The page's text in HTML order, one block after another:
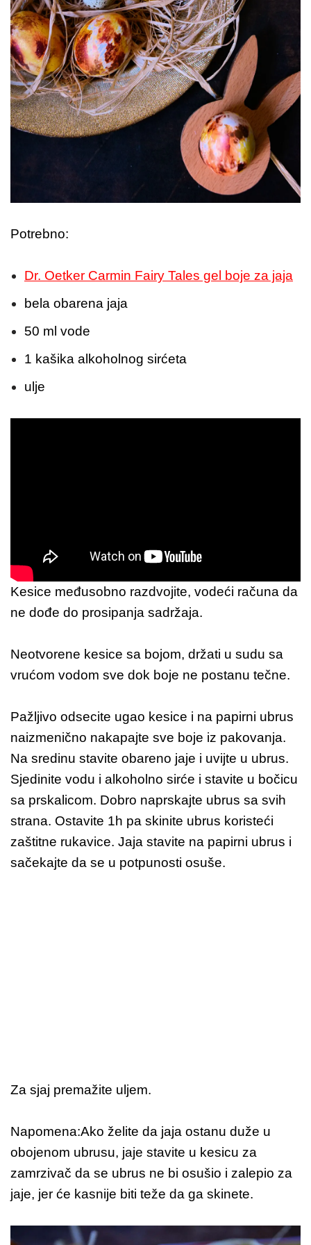
Potrebno:
Dr. Oetker Carmin Fairy Tales gel boje za jaja
bela obarena jaja
50 ml vode
1 kašika alkoholnog sirćeta
ulje
Kesice međusobno razdvojite, vodeći računa da
ne dođe do prosipanja sadržaja.
Neotvorene kesice sa bojom, držati u sudu sa
vrućom vodom sve dok boje ne postanu tečne.
Pažljivo odsecite ugao kesice i na papirni ubrus
naizmenično nakapajte sve boje iz pakovanja.
Na sredinu stavite obareno jaje i uvijte u ubrus.
Sjedinite vodu i alkoholno sirće i stavite u bočicu
sa prskalicom. Dobro naprskajte ubrus sa svih
strana. Ostavite 1h pa skinite ubrus koristeći
zaštitne rukavice. Jaja stavite na papirni ubrus i
sačekajte da se u potpunosti osuše.
Za sjaj premažite uljem.
Napomena:Ako želite da jaja ostanu duže u
obojenom ubrusu, jaje stavite u kesicu za
zamrzivač da se ubrus ne bi osušio i zalepio za
jaje, jer će kasnije biti teže da ga skinete.